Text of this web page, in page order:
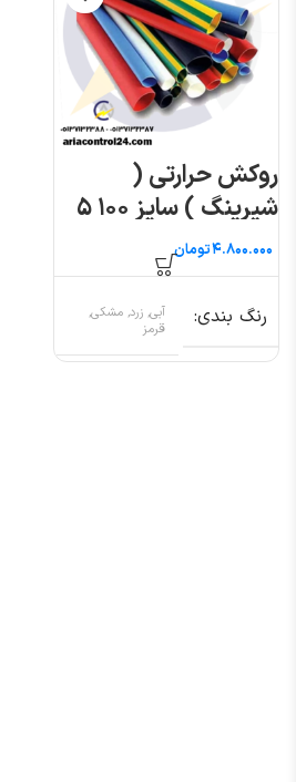
روکش حرارتی (
شیرینگ ) سایز ۱۰۰ ۵
متری
تومان
رنگ بندی
آبی, زرد, مشکی,
قرمز